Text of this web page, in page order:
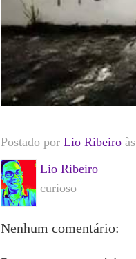
Postado por Lio Ribeiro às
Lio Ribeiro
curioso
Nenhum comentário: